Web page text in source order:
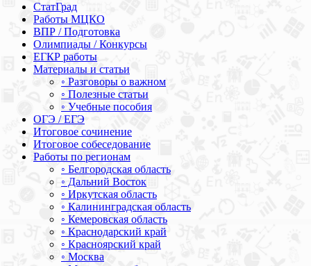
СтатГрад
Работы МЦКО
ВПР / Подготовка
Олимпиады / Конкурсы
ЕГКР работы
Материалы и статьи
◦ Разговоры о важном
◦ Полезные статьи
◦ Учебные пособия
ОГЭ / ЕГЭ
Итоговое сочинение
Итоговое собеседование
Работы по регионам
◦ Белгородская область
◦ Дальний Восток
◦ Иркутская область
◦ Калининградская область
◦ Кемеровская область
◦ Краснодарский край
◦ Красноярский край
◦ Москва